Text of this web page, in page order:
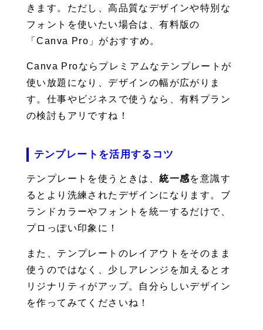
きます。ただし、高品質なデザインや特別な
フォントを使いたい場合は、有料版の
「Canva Pro」がおすすめ。
Canva Proならプレミアムなテンプレートが
使い放題になり、デザインの幅が広がりま
す。仕事やビジネスで使うなら、有料プラン
の検討もアリですね！
テンプレートを活用するコツ
テンプレートを使うときは、統一感を意識す
るとより洗練されたデザインになります。ブ
ランドカラーやフォントを統一するだけで、
プロっぽい印象に！
また、テンプレートのレイアウトをそのまま
使うのではなく、少しアレンジを加えるとオ
リジナリティがアップ。自分らしいデザイン
を作ってみてくださいね！